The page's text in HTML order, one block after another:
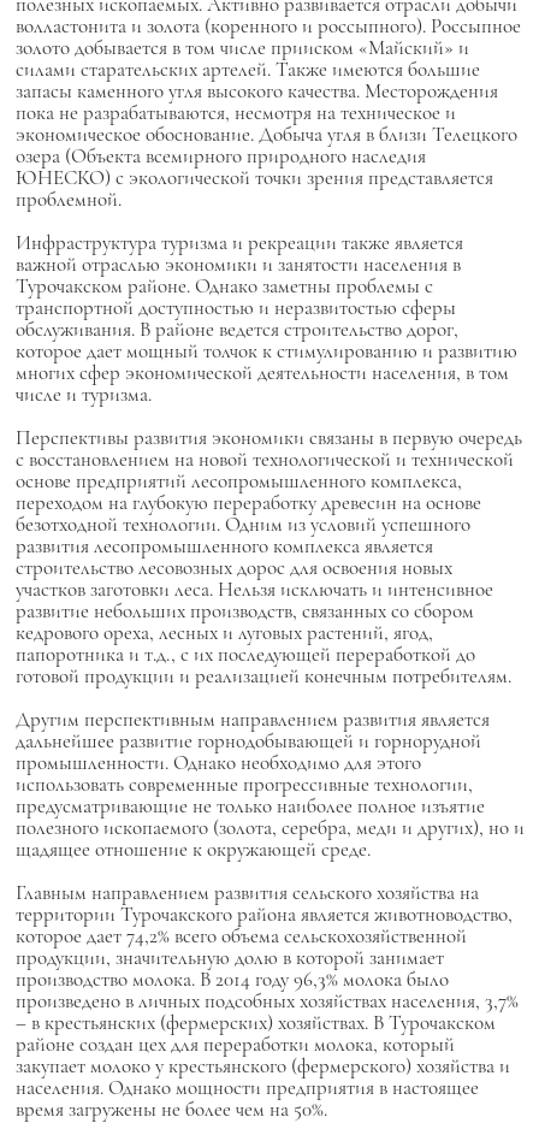
волластонита и золота (коренного и россыпного). Россыпное
золото добывается в том числе прииском «Майский» и
силами старательских артелей. Также имеются большие
запасы каменного угля высокого качества. Месторождения
пока не разрабатываются, несмотря на техническое и
экономическое обоснование. Добыча угля в близи Телецкого
озера (Объекта всемирного природного наследия
ЮНЕСКО) с экологической точки зрения представляется
проблемной.
Инфраструктура туризма и рекреации также является
важной отраслью экономики и занятости населения в
Турочакском районе. Однако заметны проблемы с
транспортной доступностью и неразвитостью сферы
обслуживания. В районе ведется строительство дорог,
которое дает мощный толчок к стимулированию и развитию
многих сфер экономической деятельности населения, в том
числе и туризма.
Перспективы развития экономики связаны в первую очередь
с восстановлением на новой технологической и технической
основе предприятий лесопромышленного комплекса,
переходом на глубокую переработку древесин на основе
безотходной технологии. Одним из условий успешного
развития лесопромышленного комплекса является
строительство лесовозных дорос для освоения новых
участков заготовки леса. Нельзя исключать и интенсивное
развитие небольших производств, связанных со сбором
кедрового ореха, лесных и луговых растений, ягод,
папоротника и т.д., с их последующей переработкой до
готовой продукции и реализацией конечным потребителям.
Другим перспективным направлением развития является
дальнейшее развитие горнодобывающей и горнорудной
промышленности. Однако необходимо для этого
использовать современные прогрессивные технологии,
предусматривающие не только наиболее полное изъятие
полезного ископаемого (золота, серебра, меди и других), но и
щадящее отношение к окружающей среде.
Главным направлением развития сельского хозяйства на
территории Турочакского района является животноводство,
которое дает 74,2% всего объема сельскохозяйственной
продукции, значительную долю в которой занимает
производство молока. В 2014 году 96,3% молока было
произведено в личных подсобных хозяйствах населения, 3,7%
– в крестьянских (фермерских) хозяйствах. В Турочакском
районе создан цех для переработки молока, который
закупает молоко у крестьянского (фермерского) хозяйства и
населения. Однако мощности предприятия в настоящее
время загружены не более чем на 50%.